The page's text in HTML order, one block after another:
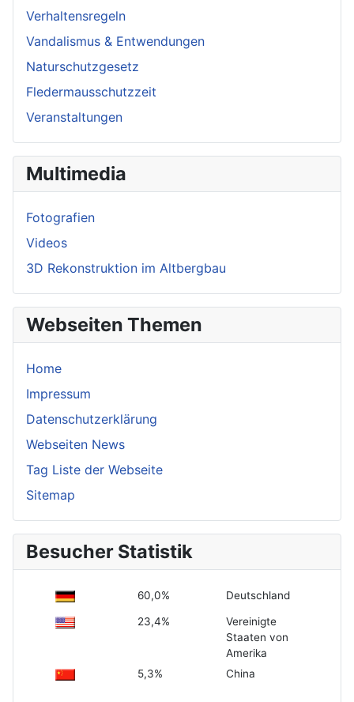
Verhaltensregeln
Vandalismus & Entwendungen
Naturschutzgesetz
Fledermausschutzzeit
Veranstaltungen
Multimedia
Fotografien
Videos
3D Rekonstruktion im Altbergbau
Webseiten Themen
Home
Impressum
Datenschutzerklärung
Webseiten News
Tag Liste der Webseite
Sitemap
Besucher Statistik
60,0% Deutschland
23,4%
Vereinigte
Staaten von
Amerika
5,3%
China